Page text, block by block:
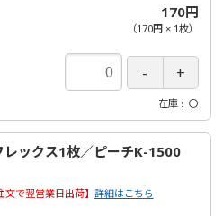
170円
（170円× 1枚）
在庫 〇
レックス1枚／ピーチK-1500
文で翌営業日出荷】 詳細はこちら